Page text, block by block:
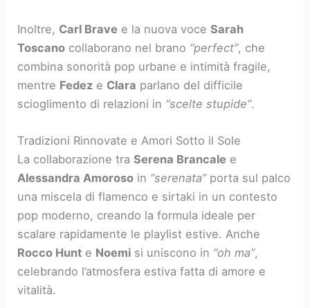
Inoltre, Carl Brave e la nuova voceSarah
Toscano collaborano nel brano “perfect”, che
combina sonorità pop urbane e intimità fragile,
mentre Fedez e Clara parlano del difficile
scioglimento di relazioni in “scelte stupide”.
Tradizioni Rinnovate e Amori Sotto il Sole
La collaborazione traSerena Brancale e
Alessandra Amoroso in “serenata”porta sul palco
una miscela di flamenco e sirtaki in un contesto
pop moderno, creando la formula ideale per
scalare rapidamente le playlist estive. Anche
Rocco Hunt e Noemi si uniscono in “oh ma”,
celebrando l’atmosfera estiva fatta di amore e
vitalità.